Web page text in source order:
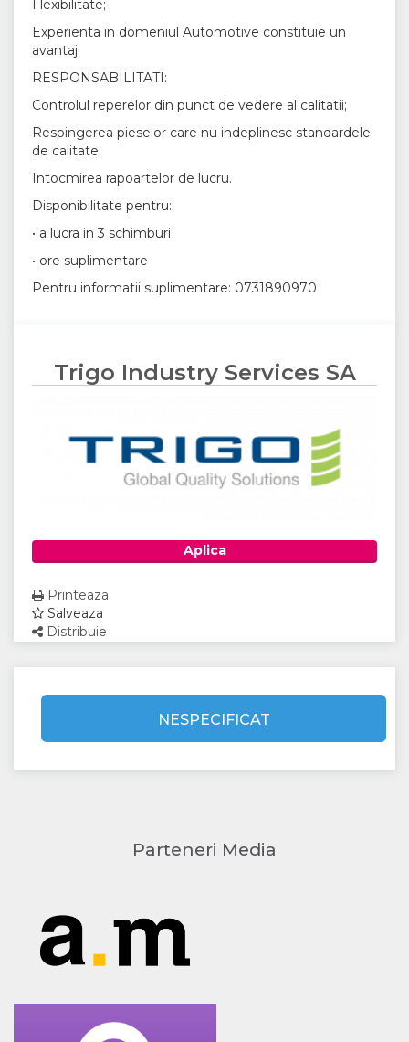
Flexibilitate;
Experienta in domeniul Automotive constituie un
avantaj.
RESPONSABILITATI:
Controlul reperelor din punct de vedere al calitatii;
Respingerea pieselor care nu indeplinesc standardele
de calitate;
Intocmirea rapoartelor de lucru.
Disponibilitate pentru:
• a lucra in 3 schimburi
• ore suplimentare
Pentru informatii suplimentare: 0731890970
Trigo Industry Services SA
Aplica
Printeaza
Salveaza
Distribuie
NESPECIFICAT
Parteneri Media